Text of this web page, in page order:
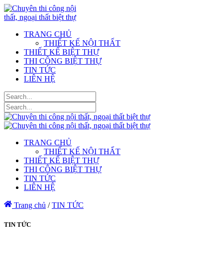
TRANG CHỦ
THIẾT KẾ NỘI THẤT
THIẾT KẾ BIỆT THỰ
THI CÔNG BIỆT THỰ
TIN TỨC
LIÊN HỆ
TRANG CHỦ
THIẾT KẾ NỘI THẤT
THIẾT KẾ BIỆT THỰ
THI CÔNG BIỆT THỰ
TIN TỨC
LIÊN HỆ
Trang chủ / TIN TỨC
TIN TỨC